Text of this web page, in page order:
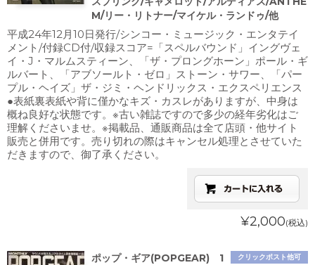
M/リー・リトナー/マイケル・ランドゥ/他
平成24年12月10日発行/シンコー・ミュージック・エンタテイ
メント/付録CD付/収録スコア=「スペルバウンド」イングヴェ
イ・J・マルムスティーン、「ザ・プロングホーン」ポール・ギ
ルバート、「アブソールト・ゼロ」ストーン・サワー、「パー
プル・ヘイズ」ザ・ジミ・ヘンドリックス・エクスペリエンス
●表紙裏表紙や背に僅かなキズ・カスレがありますが、中身は
概ね良好な状態です。※古い雑誌ですので多少の経年劣化はご
理解くださいませ。※掲載品、通販商品は全て店頭・他サイト
販売と併用です。売り切れの際はキャンセル処理とさせていた
だきますので、御了承ください。
¥2,000(税込)
クリックポスト他可
ポップ・ギア(POPGEAR) 1